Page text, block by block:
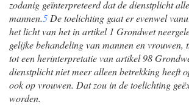
zodanig geïnterpreteerd dat de dienstplicht
mannen.5 De toelichting gaat er evenwel
het licht van het in artikel 1 Grondwet
gelijke behandeling van mannen en vrouwen,
tot een herinterpretatie van artikel 98
dienstplicht niet meer alleen betrekking heeft
ook op vrouwen. Dat zou in de toelichting
worden.